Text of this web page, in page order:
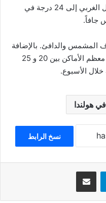
الأسبوع. ستكون 19 درجة في الشمال الغربي إلى 24 درجة في
جافاً.
المشمس والدافئ. بالإضافة
إلى ذلك، تتراوح الحدود القصوى في معظم الأماكن بين 20 و 25
الأسبوع.
هولندا
نسخ الرابط
تيلقرام مشاركة عبر البريد